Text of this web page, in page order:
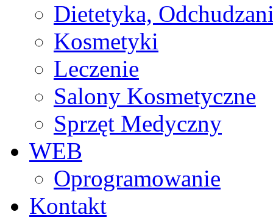
Dietetyka,
Kosmetyki
Leczenie
Salony Kosmetyczne
Sprzęt Medyczny
WEB
Oprogramowanie
Kontakt